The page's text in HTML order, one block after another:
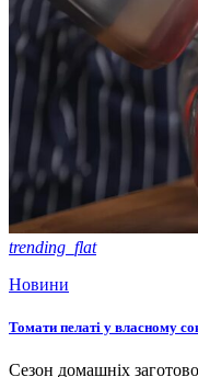
trending_flat
Новини
Томати пелаті у власному
Сезон домашніх